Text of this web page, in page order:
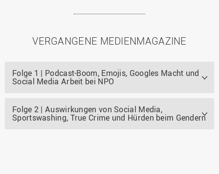
VERGANGENE MEDIENMAGAZINE
Folge 1 | Podcast-Boom, Emojis, Googles Macht und
Social Media Arbeit bei NPO
Folge 2 | Auswirkungen von Social Media,
Sportswashing, True Crime und Hürden beim Gendern